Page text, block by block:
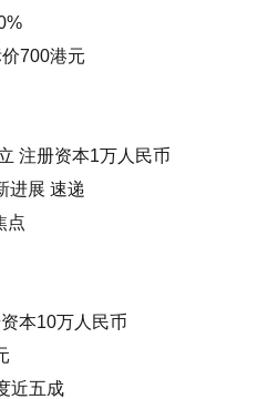
700港元
注册资本1万人民币
进展 速递
点
本10万人民币
近五成